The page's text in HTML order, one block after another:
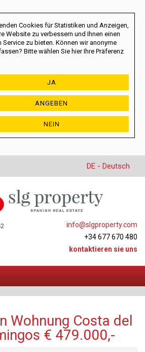
Cookies für Statistiken und Anzeigen,
Website zu verbessern und Ihnen einen
Service zu bieten. Können wir anonyme
Bitte wählen Sie hier Ihre Präferenz
JA
ANGEBEN
NEIN
DE - Deutsch
info@slgproperty.com
+34 677 670 480
kontaktieren sie uns
Wohnung Costa del
€ 479.000,-